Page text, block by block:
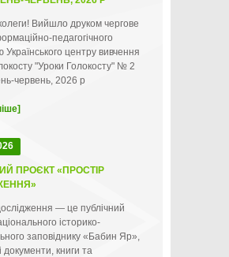
Вийшло друком чергове
педагогічного
центру вивчення
"Уроки Голокосту" № 2
червень, 2026 р
ПРОЄКТ «ПРОСТІР
— це публічний
історико-
заповіднику «Бабин Яр»,
документи, книги та